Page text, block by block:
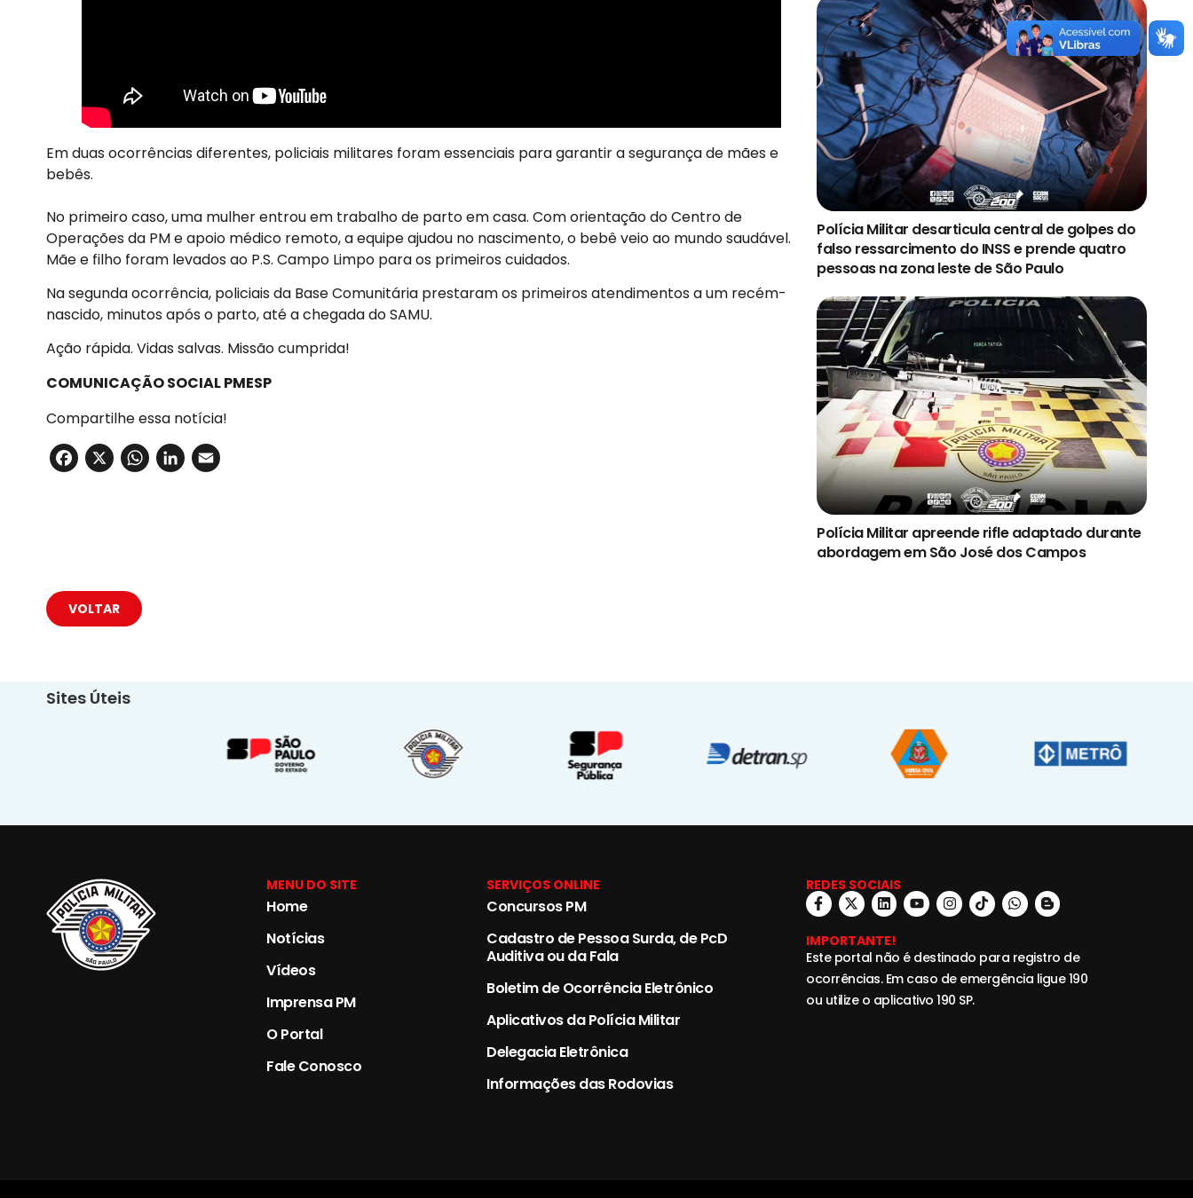
Em duas ocorrências diferentes, policiais militares foram essenciais para garantir a segurança de mães e
bebês.
No primeiro caso, uma mulher entrou em trabalho de parto em casa. Com orientação do Centro de
Operações da PM e apoio médico remoto, a equipe ajudou no nascimento, o bebê veio ao mundo saudável.
Mãe e filho foram levados ao P.S. Campo Limpo para os primeiros cuidados.
Na segunda ocorrência, policiais da Base Comunitária prestaram os primeiros atendimentos a um recém-
nascido, minutos após o parto, até a chegada do SAMU.
Ação rápida. Vidas salvas. Missão cumprida!
COMUNICAÇÃO SOCIAL PMESP
Compartilhe essa notícia!
Facebook
X WhatsApp
LinkedIn
Polícia Militar desarticula central de golpes do
falso ressarcimento do INSS e prende quatro
pessoas na zona leste de São Paulo
Polícia Militar apreende rifle adaptado durante
abordagem em São José dos Campos
VOLTAR
Sites Úteis
MENU DO SITE
Home
Notícias
Vídeos
Imprensa PM
O Portal
Fale Conosco
SERVIÇOS ONLINE
Concursos PM
Cadastro de Pessoa Surda, de PcD
Auditiva ou da Fala
Boletim de Ocorrência Eletrônico
Aplicativos da Polícia Militar
Delegacia Eletrônica
Informações das Rodovias
REDES SOCIAIS
IMPORTANTE!
Este portal não é destinado para registro de
ocorrências. Em caso de emergência ligue 190
ou utilize o aplicativo 190 SP.